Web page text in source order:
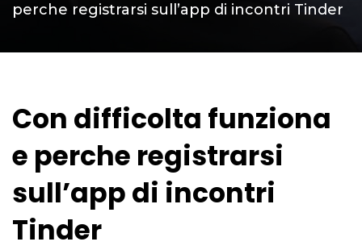
perche registrarsi sull’app di incontri Tinder
Con difficolta funziona
e perche registrarsi
sull’app di incontri
Tinder